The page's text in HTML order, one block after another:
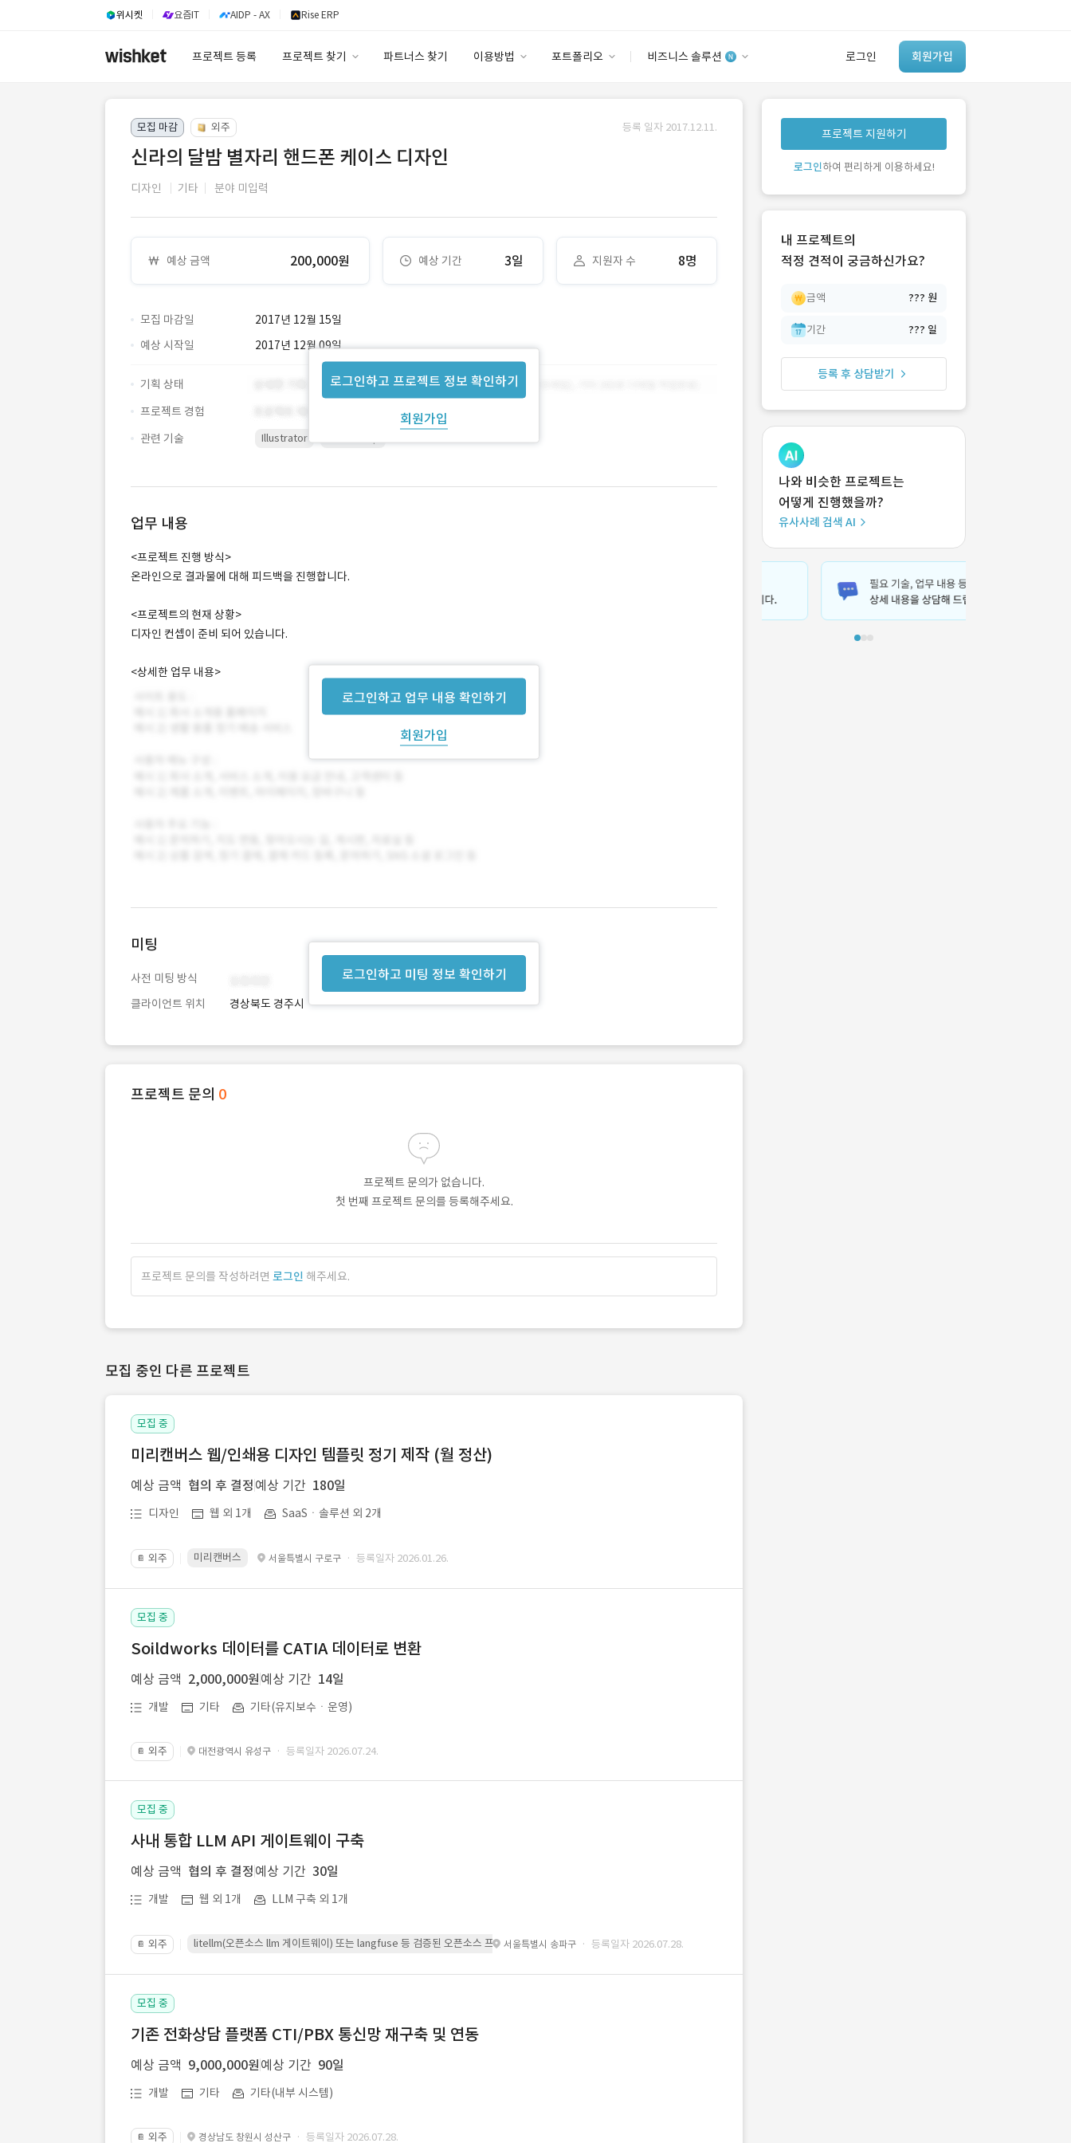
위시켓 요즘IT AIDP - AX Rise ERP
프로젝트 등록 프로젝트 찾기 파트너스 찾기 이용방법 포트폴리오 비즈니스 솔루션 로그인 회원가입
안심 코드 케어
유사사례 검색 AI
‘이런 거’ 만들어본
개발 회사 있어?
모집 마감 외주 등록 일자 2017.12.11.
신라의 달밤 별자리 핸드폰 케이스 디자인
디자인 기타 분야 미입력
예상 금액 200,000원 예상 기간 3일 지원자 수 8명
모집 마감일 2017년 12월 15일
로그인하고 프로젝트 정보 확인하기
회원가입
예상 시작일 2017년 12월 09일
기획 상태
프로젝트 경험
관련 기술
Illustrator
업무 내용
로그인하고 업무 내용 확인하기
회원가입
<프로젝트 진행 방식>
온라인으로 결과물에 대해 피드백을 진행합니다.
<프로젝트의 현재 상황>
디자인 컨셉이 준비 되어 있습니다.
<상세한 업무 내용>
로그인하고 미팅 정보 확인하기
미팅
사전 미팅 방식
클라이언트 위치
경상북도 경주시
프로젝트 문의 0
프로젝트 문의가 없습니다.
첫 번째 프로젝트 문의를 등록해주세요.
프로젝트 문의를 작성하려면 로그인 해주세요.
모집 중인 다른 프로젝트
모집 중
미리캔버스 웹/인쇄용 디자인 템플릿 정기 제작 (월 정산)
예상 금액 협의 후 결정 예상 기간 180일
디자인 웹 외 1개 SaaSㆍ솔루션 외 2개
📔 외주 미리캔버스 서울특별시 구로구 · 등록일자 2026.01.26.
모집 중
Soildworks 데이터를 CATIA 데이터로 변환
예상 금액 2,000,000원 예상 기간 14일
개발 기타 기타(유지보수ㆍ운영)
📔 외주 대전광역시 유성구 · 등록일자 2026.07.24.
모집 중
사내 통합 LLM API 게이트웨이 구축
예상 금액 협의 후 결정 예상 기간 30일
개발 웹 외 1개 LLM 구축 외 1개
📔 외주 litellm(오픈소스 llm 게이트웨이) 또는 langfuse 등 검증된 오픈소스 프레임워크를 기반으로 시스템을 구축
서울특별시 송파구 · 등록일자 2026.07.28.
모집 중
기존 전화상담 플랫폼 CTI/PBX 통신망 재구축 및 연동
예상 금액 9,000,000원 예상 기간 90일
개발 기타 기타(내부 시스템)
📔 외주 경상남도 창원시 성산구 · 등록일자 2026.07.28.
프로젝트 지원하기
로그인하여 편리하게 이용하세요!
내 프로젝트의
적정 견적이 궁금하신가요?
금액 ??? 원
기간 ??? 일
등록 후 상담받기
나와 비슷한 프로젝트는
어떻게 진행했을까?
유사사례 검색 AI